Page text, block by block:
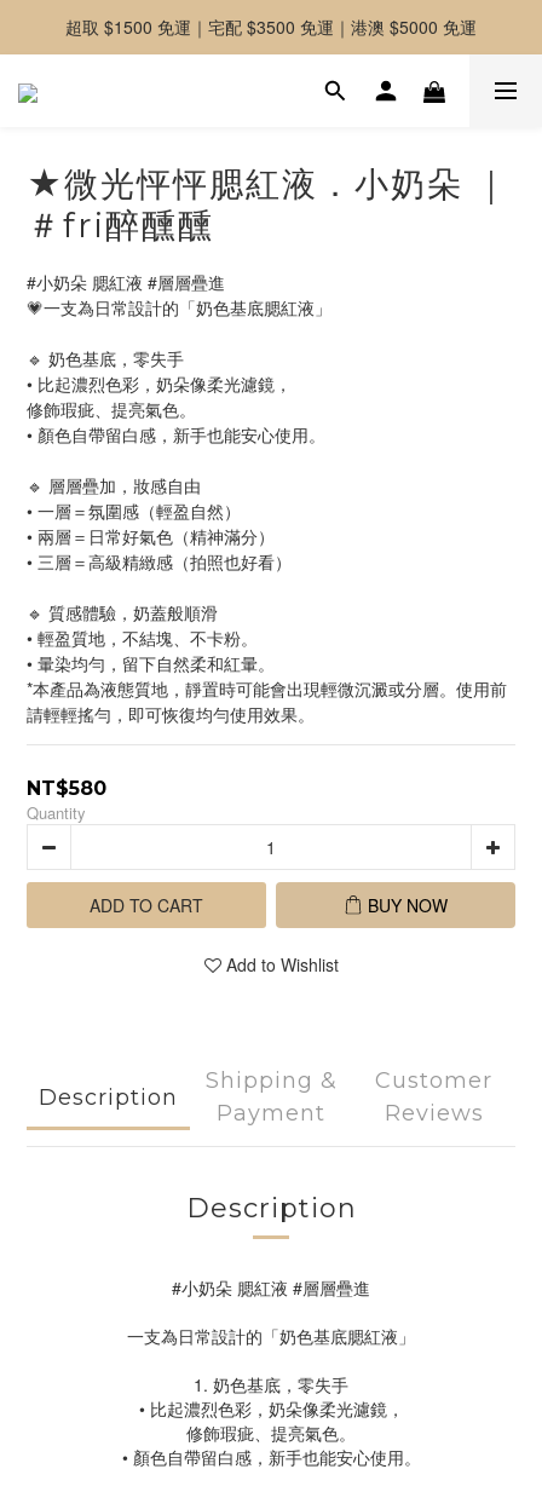
-好友募集中-加入官方LINE好友獲取優惠券
超取 $1500 免運｜宅配 $3500 免運｜港澳 $5000 免運
-好友募集中-加入官方LINE好友獲取優惠券
★微光怦怦腮紅液．小奶朵 ｜
＃fri醉醺醺
#小奶朵 腮紅液 #層層疊進
💗一支為日常設計的「奶色基底腮紅液」
🔹 奶色基底，零失手
• 比起濃烈色彩，奶朵像柔光濾鏡，
修飾瑕疵、提亮氣色。
• 顏色自帶留白感，新手也能安心使用。
🔹 層層疊加，妝感自由
• 一層＝氛圍感（輕盈自然）
• 兩層＝日常好氣色（精神滿分）
• 三層＝高級精緻感（拍照也好看）
🔹 質感體驗，奶蓋般順滑
• 輕盈質地，不結塊、不卡粉。
• 暈染均勻，留下自然柔和紅暈。
*本產品為液態質地，靜置時可能會出現輕微沉澱或分層。使用前
請輕輕搖勻，即可恢復均勻使用效果。
NT$580
Quantity
ADD TO CART BUY NOW
Add to Wishlist
Description
Shipping &
Payment
Customer
Reviews
Description
#小奶朵 腮紅液 #層層疊進
一支為日常設計的「奶色基底腮紅液」
1. 奶色基底，零失手
• 比起濃烈色彩，奶朵像柔光濾鏡，
修飾瑕疵、提亮氣色。
• 顏色自帶留白感，新手也能安心使用。